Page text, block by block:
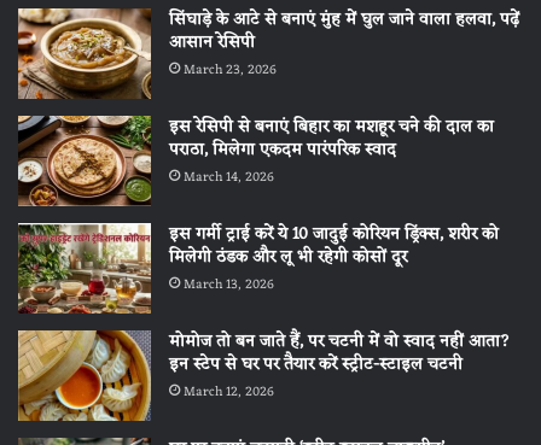
सिंघाड़े के आटे से बनाएं मुंह में घुल जाने वाला हलवा, पढ़ें
आसान रेसिपी
March 23, 2026
इस रेसिपी से बनाएं बिहार का मशहूर चने की दाल का
पराठा, मिलेगा एकदम पारंपरिक स्वाद
March 14, 2026
इस गर्मी ट्राई करें ये 10 जादुई कोरियन ड्रिंक्स, शरीर को
मिलेगी ठंडक और लू भी रहेगी कोसों दूर
March 13, 2026
मोमोज तो बन जाते हैं, पर चटनी में वो स्वाद नहीं आता?
इन स्टेप से घर पर तैयार करें स्ट्रीट-स्टाइल चटनी
March 12, 2026